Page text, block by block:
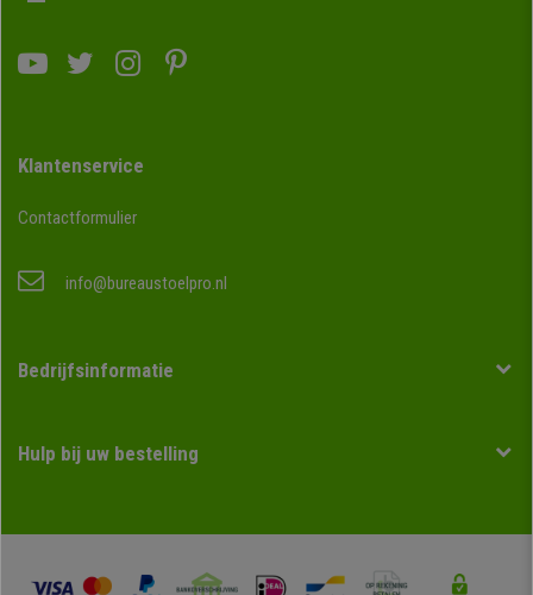
Klantenservice
Contactformulier
info@bureaustoelpro.nl
Bedrijfsinformatie
Hulp bij uw bestelling